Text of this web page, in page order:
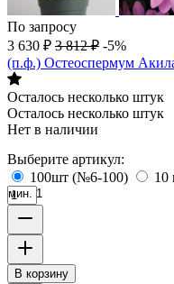
По запросу
3 630 ₽ 3 812 ₽ -5%
(п.ф.) Остеоспермум
Осталось несколько штук
Осталось несколько штук
Нет в наличии
Выберите артикул:
100шт (№6-100)
10
мин. 1
В корзину